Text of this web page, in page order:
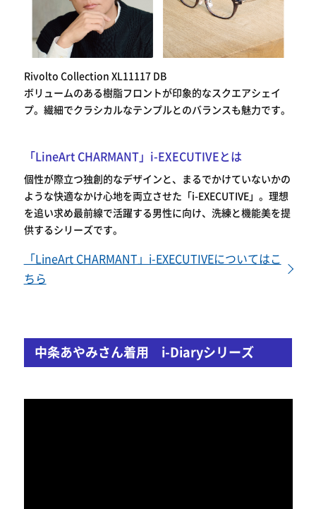
Rivolto Collection XL11117 DB
ボリュームのある樹脂フロントが印象的なスクエアシェイ
プ。繊細でクラシカルなテンプルとのバランスも魅力です。
「LineArt CHARMANT」i-EXECUTIVEとは
個性が際立つ独創的なデザインと、まるでかけていないかの
ような快適なかけ心地を両立させた「i-EXECUTIVE」。理想
を追い求め最前線で活躍する男性に向け、洗練と機能美を提
供するシリーズです。
「LineArt CHARMANT」i-EXECUTIVEについてはこ
ちら
中条あやみさん着用 i-Diaryシリーズ